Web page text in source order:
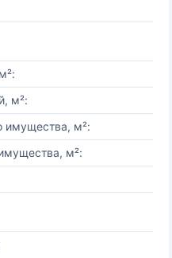
м²:
имущества, м²:
м²: